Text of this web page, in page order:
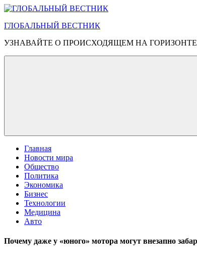
Перейти
содержимому
ГЛОБАЛЬНЫЙ ВЕСТНИК
УЗНАВАЙТЕ О ПРОИСХОДЯЩЕМ НА
Главная
Новости мира
Общество
Политика
Экономика
Бизнес
Технологии
Медицина
Авто
Почему даже у «юного» мотора могут внезапно